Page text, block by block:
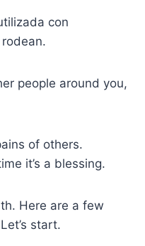
con
people around you,
of others.
it’s a blessing.
Here are a few
start.